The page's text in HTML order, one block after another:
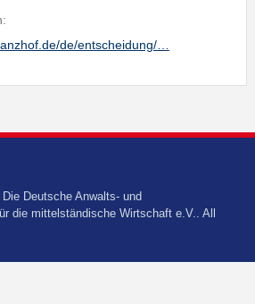
de/entscheidung/…
Deutsche Anwalts- und
die mittelständische Wirtschaft e.V.. All